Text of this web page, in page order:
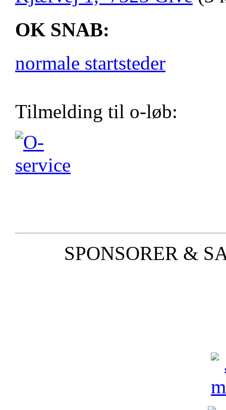
OK SNAB:
normale startsteder
Tilmelding til o-løb:
SPONSORER &